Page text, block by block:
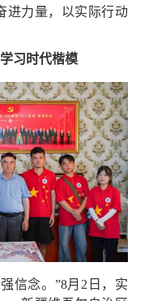
进力量，以实际行动
习时代楷模
信念。”8月2日，实